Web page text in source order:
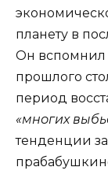
планету в
Он вспомнил
прошлого
период
«многих
тенденции